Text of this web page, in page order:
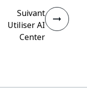
Suivant
Utiliser AI
Center